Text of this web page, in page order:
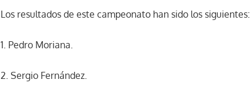
Los resultados de este campeonato han sido los siguientes:
1. Pedro Moriana.
2. Sergio Fernández.